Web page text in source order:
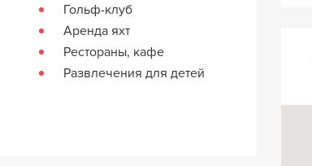
Гольф-клуб
Аренда яхт
Рестораны, кафе
Развлечения для детей